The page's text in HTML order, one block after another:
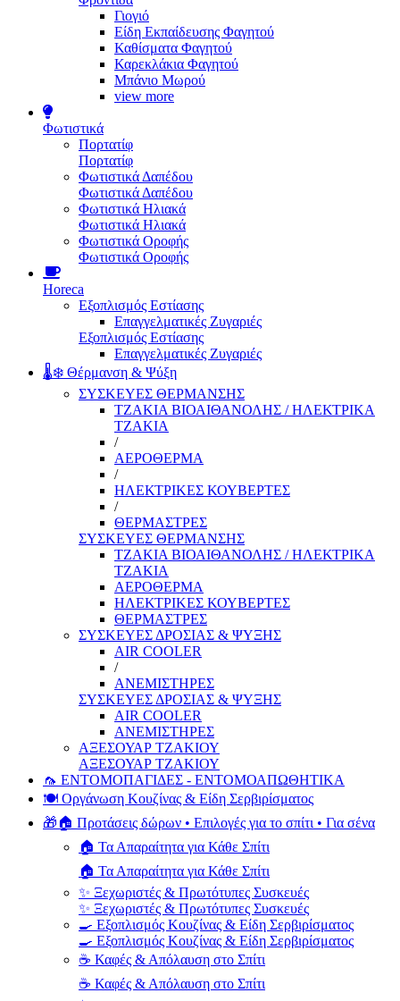
Γιογιό
Είδη Εκπαίδευσης Φαγητού
Καθίσματα Φαγητού
Καρεκλάκια Φαγητού
Μπάνιο Μωρού
view more
Φωτιστικά
Πορτατίφ
Πορτατίφ
Φωτιστικά Δαπέδου
Φωτιστικά Δαπέδου
Φωτιστικά Ηλιακά
Φωτιστικά Ηλιακά
Φωτιστικά Οροφής
Φωτιστικά Οροφής
Horeca
Εξοπλισμός Εστίασης
Επαγγελματικές Ζυγαριές
Εξοπλισμός Εστίασης
Επαγγελματικές Ζυγαριές
🌡️❄️ Θέρμανση & Ψύξη
ΣΥΣΚΕΥΕΣ ΘΕΡΜΑΝΣΗΣ
ΤΖΑΚΙΑ ΒΙΟΑΙΘΑΝΟΛΗΣ / ΗΛΕΚΤΡΙΚΑ
ΤΖΑΚΙΑ
/
ΑΕΡΟΘΕΡΜΑ
/
ΗΛΕΚΤΡΙΚΕΣ ΚΟΥΒΕΡΤΕΣ
/
ΘΕΡΜΑΣΤΡΕΣ
ΣΥΣΚΕΥΕΣ ΘΕΡΜΑΝΣΗΣ
ΤΖΑΚΙΑ ΒΙΟΑΙΘΑΝΟΛΗΣ / ΗΛΕΚΤΡΙΚΑ
ΤΖΑΚΙΑ
ΑΕΡΟΘΕΡΜΑ
ΗΛΕΚΤΡΙΚΕΣ ΚΟΥΒΕΡΤΕΣ
ΘΕΡΜΑΣΤΡΕΣ
ΣΥΣΚΕΥΕΣ ΔΡΟΣΙΑΣ & ΨΥΞΗΣ
AIR COOLER
/
ΑΝΕΜΙΣΤΗΡΕΣ
ΣΥΣΚΕΥΕΣ ΔΡΟΣΙΑΣ & ΨΥΞΗΣ
AIR COOLER
ΑΝΕΜΙΣΤΗΡΕΣ
ΑΞΕΣΟΥΑΡ ΤΖΑΚΙΟΥ
ΑΞΕΣΟΥΑΡ ΤΖΑΚΙΟΥ
🦟 ΕΝΤΟΜΟΠΑΓΙΔΕΣ - ΕΝΤΟΜΟΑΠΩΘΗΤΙΚΑ
🍽️ Οργάνωση Κουζίνας & Είδη Σερβιρίσματος
🎁🏠 Προτάσεις δώρων • Επιλογές για το σπίτι • Για σένα
🏠 Τα Απαραίτητα για Κάθε Σπίτι
🏠 Τα Απαραίτητα για Κάθε Σπίτι
✨ Ξεχωριστές & Πρωτότυπες Συσκευές
✨ Ξεχωριστές & Πρωτότυπες Συσκευές
🍳 Εξοπλισμός Κουζίνας & Είδη Σερβιρίσματος
🍳 Εξοπλισμός Κουζίνας & Είδη Σερβιρίσματος
☕ Καφές & Απόλαυση στο Σπίτι
☕ Καφές & Απόλαυση στο Σπίτι